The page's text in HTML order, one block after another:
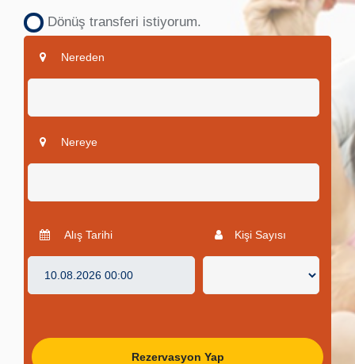
Dönüş transferi istiyorum.
Nereden
Nereye
Alış Tarihi Kişi Sayısı
Rezervasyon Yap